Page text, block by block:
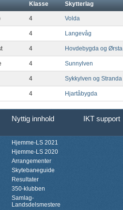
Klasse Skytterlag
4 Volda
4 Langevåg
4 Hovdebygda og Ørsta
4 Sunnylven
4 Sykkylven og Stranda
4 Hjartåbygda
Nyttig innhold IKT support
Hjemme-LS 2021
Hjemme-LS 2020
Arrangementer
Skytebaneguide
Resultater
350-klubben
Samlag-
Landsdelsmestere